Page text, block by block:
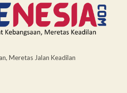
Meretas Jalan Keadilan